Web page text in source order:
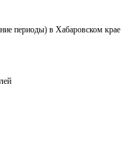
периоды) в Хабаровском крае